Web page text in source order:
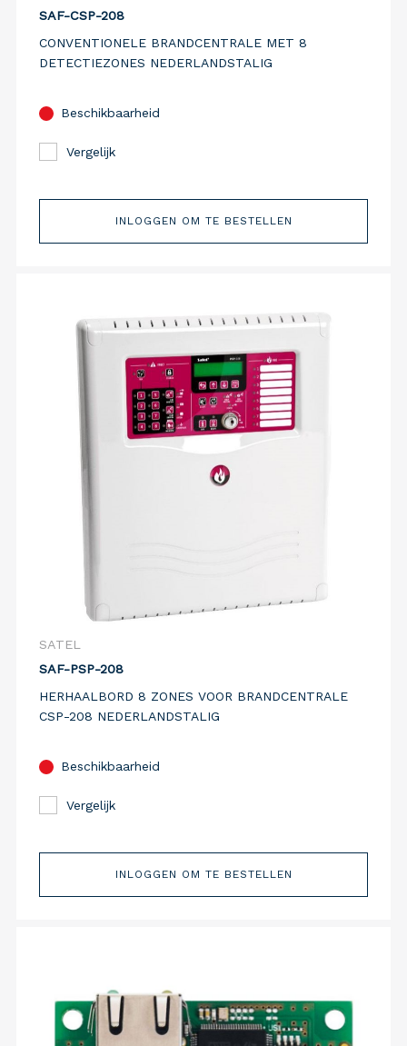
SAF-CSP-208
CONVENTIONELE BRANDCENTRALE MET 8
DETECTIEZONES NEDERLANDSTALIG
Beschikbaarheid
Vergelijk
INLOGGEN OM TE BESTELLEN
SATEL
SAF-PSP-208
HERHAALBORD 8 ZONES VOOR BRANDCENTRALE
CSP-208 NEDERLANDSTALIG
Beschikbaarheid
Vergelijk
INLOGGEN OM TE BESTELLEN